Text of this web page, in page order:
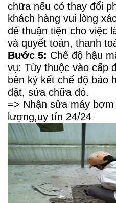
chữa nếu có thay đổi
khách hàng vui lòng
để thuận tiện cho việc
và quyết toán, thanh
Bước 5: Chế độ hậu
vụ: Tùy thuộc vào cấp
bên ký kết chế độ bảo
đặt, sửa chữa đó.
=> Nhận sửa máy
lượng,uy tín 24/24